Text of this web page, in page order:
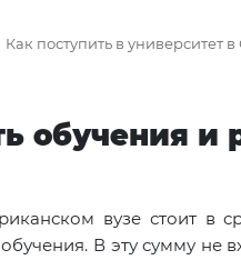
Как поступить в университет
обучения и
вузе стоит в
обучения. В эту сумму